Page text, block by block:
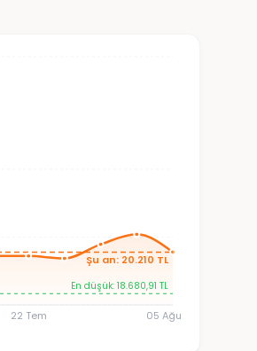
22 Tem 05 Ağu
Şu an: 20.210 TL
En düşük: 18.680,91 TL